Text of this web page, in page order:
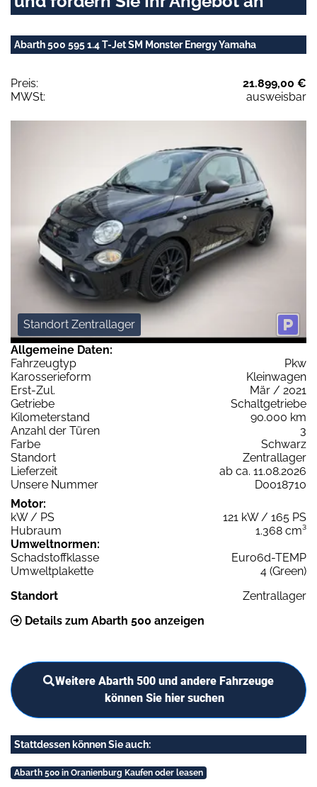
Abarth 500 595 1.4 T-Jet SM Monster Energy Yamaha
Preis:
21.899,00 €
MWSt:
ausweisbar
Standort Zentrallager
Allgemeine Daten:
Fahrzeugtyp
Pkw
Karosserieform
Kleinwagen
Erst-Zul.
Mär / 2021
Getriebe
Schaltgetriebe
Kilometerstand
90.000 km
Anzahl der Türen
3
Farbe
Schwarz
Standort
Zentrallager
Lieferzeit
ab ca. 11.08.2026
Unsere Nummer
D0018710
Motor:
kW / PS
121 kW / 165 PS
Hubraum
1.368 cm³
Umweltnormen:
Schadstoffklasse
Euro6d-TEMP
Umweltplakette
4 (Green)
Standort
Zentrallager
Details zum Abarth 500 anzeigen
Weitere Abarth 500 und andere Fahrzeuge
können Sie hier suchen
Stattdessen können Sie auch:
Abarth 500 in Oranienburg Kaufen oder leasen